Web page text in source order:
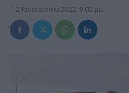
12 Ιανουαρίου 2022, 9:02 μμ